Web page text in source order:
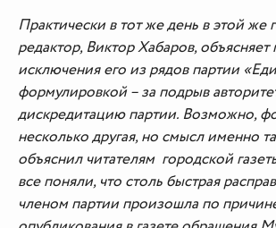
Практически в тот же день в этой же
редактор, Виктор Хабаров, объясняет
исключения его из рядов партии
формулировкой – за подрыв
дискредитацию партии. Возможно,
несколько другая, но смысл именно
объяснил читателям городской
все поняли, что столь быстрая
членом партии произошла по